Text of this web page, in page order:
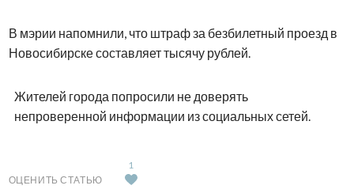
В мэрии напомнили, что штраф за безбилетный проезд в
Новосибирске составляет тысячу рублей.
Жителей города попросили не доверять
непроверенной информации из социальных сетей.
ОЦЕНИТЬ СТАТЬЮ
1